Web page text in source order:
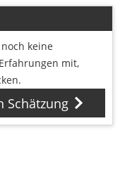
keine
mit,
Schätzung